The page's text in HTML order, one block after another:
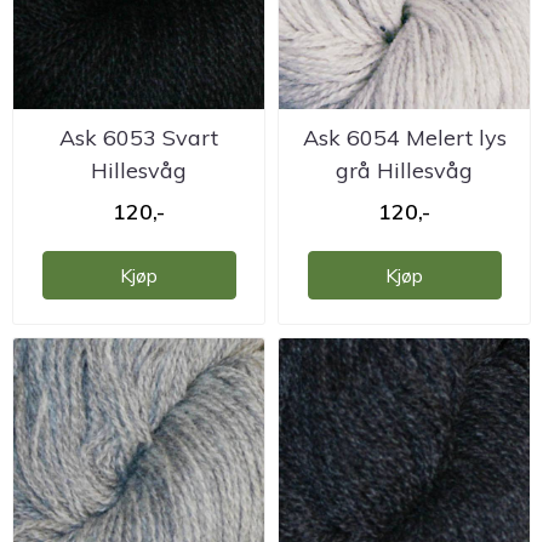
Ask 6053 Svart
Hillesvåg
ullvarefabrikk
120,-
Kjøp
Ask 6054 Melert lys
grå Hillesvåg
ullvarefabrikk
120,-
Kjøp